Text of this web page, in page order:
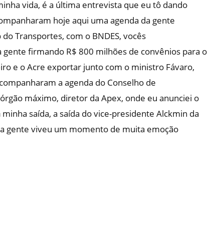
vida, é a última entrevista que eu tô dando
hoje aqui uma agenda da gente
Transportes, com o BNDES, vocês
firmando R$ 800 milhões de convênios para o
e o Acre exportar junto com o ministro Fávaro,
a agenda do Conselho de
máximo, diretor da Apex, onde eu anunciei o
saída, a saída do vice-presidente Alckmin da
gente viveu um momento de muita emoção